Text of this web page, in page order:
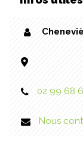
02 99 68
Nous